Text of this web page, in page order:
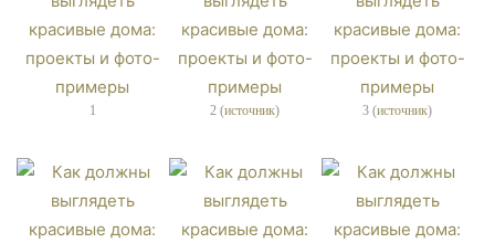
1 2 (источник) 3 (источник)